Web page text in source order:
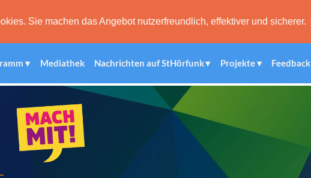
Sie machen das Angebot nutzerfreundlich, effektiver und sicherer.
Mediathek Nachrichten auf StHörfunk Projekte Feedback